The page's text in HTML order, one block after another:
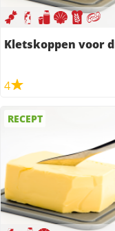
Kletskoppen voor
4
RECEPT